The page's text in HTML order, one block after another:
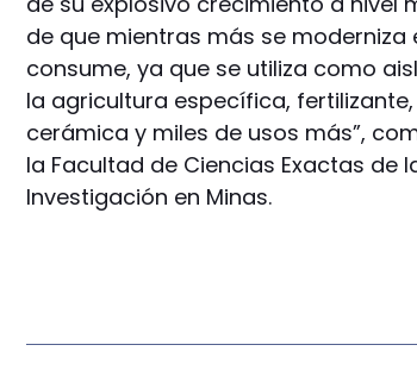
de que mientras más se
consume, ya que se utiliza como
la agricultura específica,
cerámica y miles de usos más”,
la Facultad de Ciencias Exactas de
Investigación en Minas.